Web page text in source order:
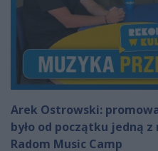
Arek Ostrowski:
było od początku jedną
Radom Music Camp